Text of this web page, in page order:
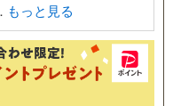
もっと見る